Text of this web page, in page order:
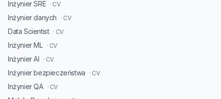
Inżynier SRE · CV
Inżynier danych · CV
Data Scientist · CV
Inżynier ML · CV
Inżynier AI · CV
Inżynier bezpieczeństwa · CV
Inżynier QA · CV